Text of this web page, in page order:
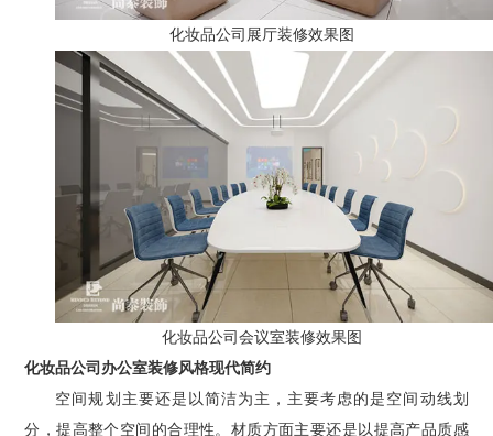
化妆品公司展厅装修效果图
化妆品公司会议室装修效果图
化妆品公司办公室装修风格现代简约
空间规划主要还是以简洁为主，主要考虑的是空间动线划
分，提高整个空间的合理性。材质方面主要还是以提高产品质感